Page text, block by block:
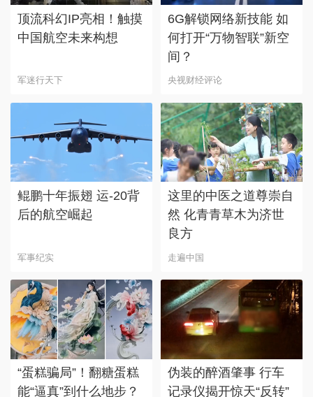
顶流科幻IP亮相！触摸
中国航空未来构想
军迷行天下
6G解锁网络新技能 如
何打开“万物智联”新空
间？
央视财经评论
鲲鹏十年振翅 运-20背
后的航空崛起
军事纪实
这里的中医之道尊崇自
然 化青青草木为济世
良方
走遍中国
“蛋糕骗局”！翻糖蛋糕
能“逼真”到什么地步？
伪装的醉酒肇事 行车
记录仪揭开惊天“反转”